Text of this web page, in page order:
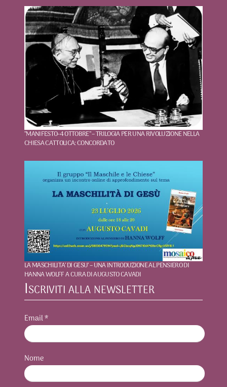
“MANIFESTO-4 OTTOBRE” – TRILOGIA PER UNA RIVOLUZIONE NELLA
CHIESA CATTOLICA: CONCORDATO
LA MASCHILITA’ DI GESU’ – UNA INTRODUZIONE AL PENSIERO DI
HANNA WOLFF A CURA DI AUGUSTO CAVADI
Iscriviti alla newsletter
Email*
Nome